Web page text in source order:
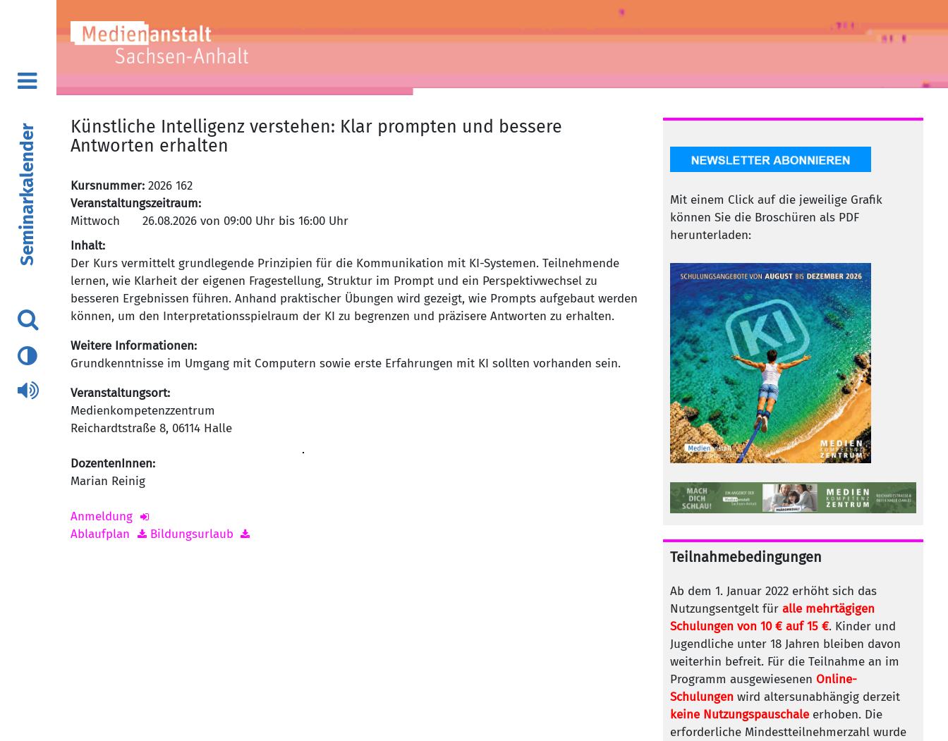
Seminarkalender
Künstliche Intelligenz verstehen: Klar prompten und bessere
Antworten erhalten
Kursnummer: 2026 162
Veranstaltungszeitraum:
Mittwoch
26.08.2026 von 09:00 Uhr bis 16:00 Uhr
Inhalt:
Der Kurs vermittelt grundlegende Prinzipien für die Kommunikation mit KI-Systemen. Teilnehmende
lernen, wie Klarheit der eigenen Fragestellung, Struktur im Prompt und ein Perspektivwechsel zu
besseren Ergebnissen führen. Anhand praktischer Übungen wird gezeigt, wie Prompts aufgebaut werden
können, um den Interpretationsspielraum der KI zu begrenzen und präzisere Antworten zu erhalten.
Weitere Informationen:
Grundkenntnisse im Umgang mit Computern sowie erste Erfahrungen mit KI sollten vorhanden sein.
Veranstaltungsort:
Medienkompetenzzentrum
Reichardtstraße 8, 06114 Halle
DozentenInnen:
Marian Reinig
Anmeldung
Ablaufplan
Bildungsurlaub
Mit einem Click auf die jeweilige Grafik
können Sie die Broschüren als PDF
herunterladen:
Teilnahmebedingungen
Ab dem 1. Januar 2022 erhöht sich das
Nutzungsentgelt füralle mehrtägigen
Schulungen von 10 € auf 15 €. Kinder und
Jugendliche unter 18 Jahren bleiben davon
weiterhin befreit. Für die Teilnahme an im
Programm ausgewiesenen Online-
Schulungen wird altersunabhängig derzeit
keine Nutzungspauschale erhoben. Die
erforderliche Mindestteilnehmerzahl wurde